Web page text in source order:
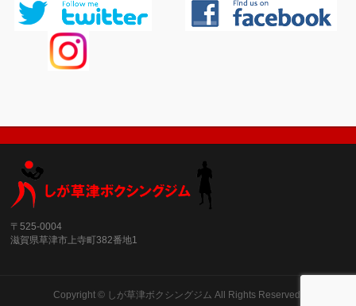
〒525-0004
滋賀県草津市上寺町382番地1
Copyright © しが草津ボクシングジム All Rights Reserved.